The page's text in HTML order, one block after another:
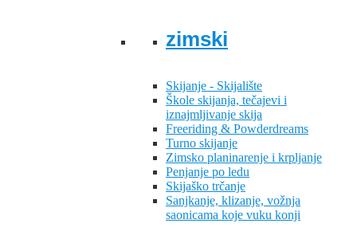
zimski
Skijanje - Skijalište
Škole skijanja, tečajevi i
iznajmljivanje skija
Freeriding & Powderdreams
Turno skijanje
Zimsko planinarenje i krpljanje
Penjanje po ledu
Skijaško trčanje
Sanjkanje, klizanje, vožnja
saonicama koje vuku konji